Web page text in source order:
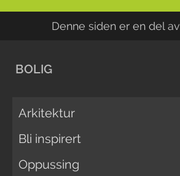
Denne siden er en del av
BOLIG
Arkitektur
Bli inspirert
Oppussing